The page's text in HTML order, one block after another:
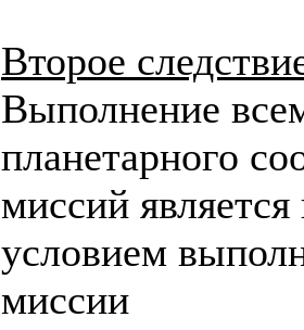
Второе
Выполнение
планетарного
миссий
условием
миссии